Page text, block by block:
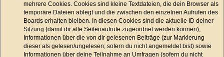
mehrere Cookies. Cookies sind kleine Textdateien, die dein Browser als
temporäre Dateien ablegt und die zwischen den einzelnen Aufrufen des
Boards erhalten bleiben. In diesen Cookies sind die aktuelle ID deiner
Sitzung (damit dir alle Seitenaufrufe zugeordnet werden können),
Informationen über die von dir gelesenen Beiträge (zur Markierung
dieser als gelesen/ungelesen; sofern du nicht angemeldet bist) sowie
Informationen über deine Teilnahme an Umfragen (sofern du nicht